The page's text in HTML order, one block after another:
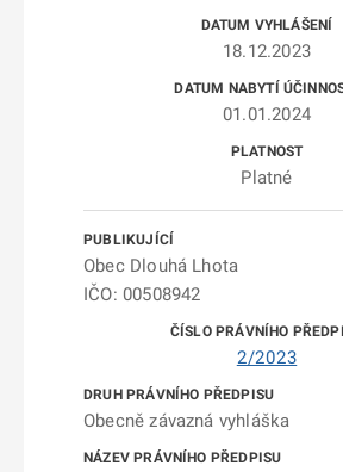
18.12.2023
01.01.2024
Platné
Obec Dlouhá Lhota
IČO: 00508942
2/2023
Obecně závazná vyhláška